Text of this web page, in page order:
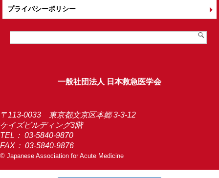
プライバシーポリシー
一般社団法人 日本救急医学会
〒113-0033 東京都文京区本郷 3-3-12
ケイズビルディング3階
TEL： 03-5840-9870
FAX： 03-5840-9876
© Japanese Association for Acute Medicine